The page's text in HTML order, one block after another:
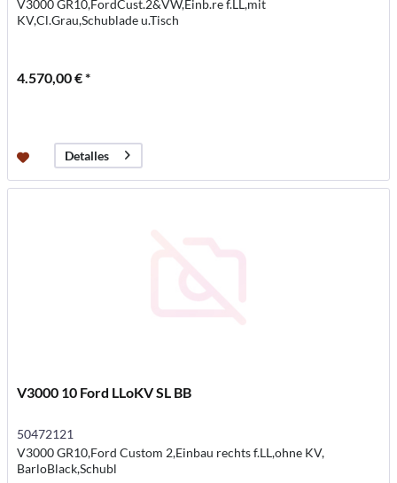
V3000 GR10,FordCust.2&VW,Einb.re f.LL,mit
KV,Cl.Grau,Schublade u.Tisch
4.570,00 € *
Detalles
V3000 10 Ford LLoKV SL BB
50472121
V3000 GR10,Ford Custom 2,Einbau rechts f.LL,ohne KV,
BarloBlack,Schubl